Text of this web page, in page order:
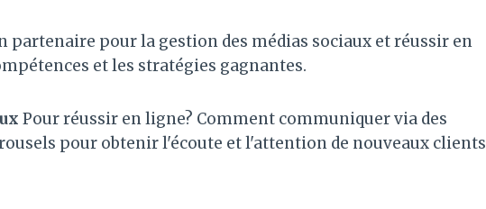
partenaire pour la gestion des médias sociaux et réussir en
et les stratégies gagnantes.
Pour réussir en ligne? Comment communiquer via des
pour obtenir l'écoute et l'attention de nouveaux clients